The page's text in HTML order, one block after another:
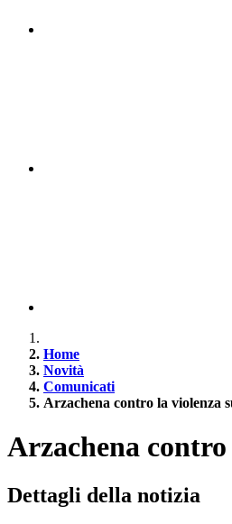
Home
Novità
Comunicati
Arzachena contro la violenza
Arzachena
Dettagli della notizia